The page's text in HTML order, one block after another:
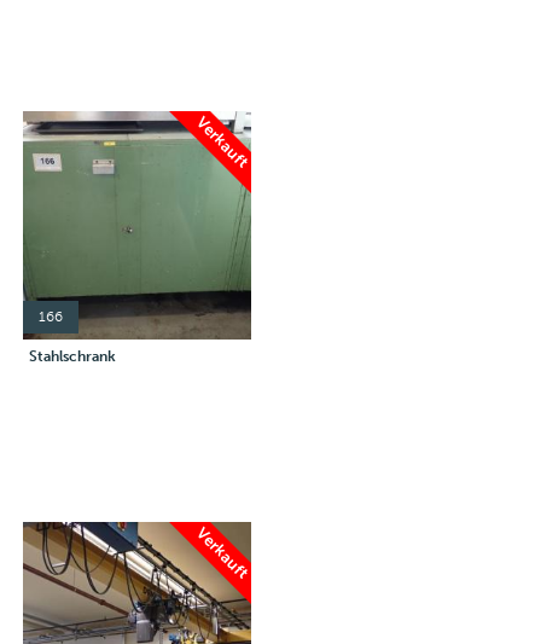
Verkauft
166
Stahlschrank
Verkauft